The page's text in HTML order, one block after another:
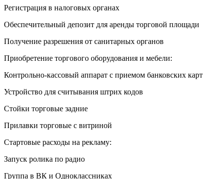
Регистрация в налоговых органах
Обеспечительный депозит для аренды торговой площади
Получение разрешения от санитарных органов
Приобретение торгового оборудования и мебели:
Контрольно-кассовый аппарат с приемом банковских карт
Устройство для считывания штрих кодов
Стойки торговые задние
Прилавки торговые с витриной
Стартовые расходы на рекламу:
Запуск ролика по радио
Группа в ВК и Одноклассниках